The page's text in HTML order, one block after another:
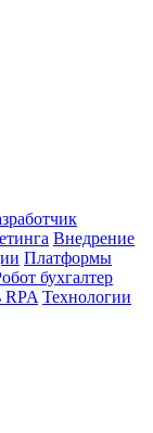
Внедрение
Платформы
бухгалтер
RPA Технологии